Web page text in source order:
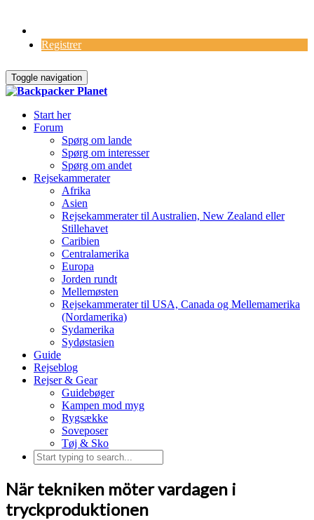
Registrer
Toggle navigation
Start her
Forum
Spørg om lande
Spørg om interesser
Spørg om andet
Rejsekammerater
Afrika
Asien
Rejsekammerater til Australien, New Zealand eller
Stillehavet
Caribien
Centralamerika
Europa
Jorden rundt
Mellemøsten
Rejsekammerater til USA, Canada og Mellemamerika
(Nordamerika)
Sydamerika
Sydøstasien
Guide
Rejseblog
Rejser & Gear
Guidebøger
Kampen mod myg
Rygsække
Soveposer
Tøj & Sko
När tekniken möter vardagen i
tryckproduktionen